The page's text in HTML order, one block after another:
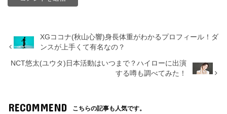
XGココナ(秋山心響)身長体重がわかるプロフィール！ダ
ンスが上手くて有名なの？
NCT悠太(ユウタ)日本活動はいつまで？ハイローに出演
する噂も調べてみた！
RECOMMEND こちらの記事も人気です。